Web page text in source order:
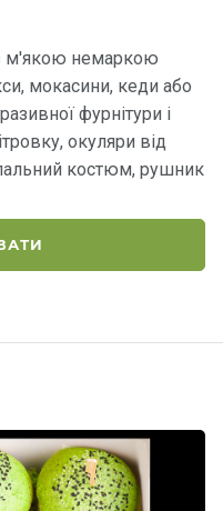
з м'якою немаркою
мокасини, кеди або
фурнітури і
окуляри від
костюм, рушник